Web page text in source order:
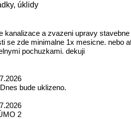
úklidy
kanalizace a zvazeni upravy stavebne
se zde minimalne 1x mesicne. nebo
pochuzkami. dekuji
bude uklizeno.
2